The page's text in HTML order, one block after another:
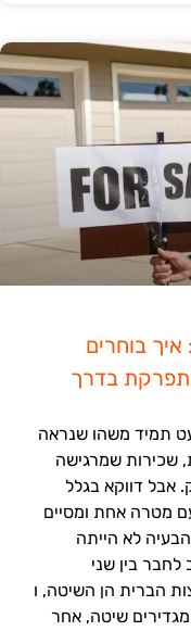
בוחרים
בדרך
תמיד משהו שנראה
שכירות שמרגישה
אבל דווקא בגלל
מטרה אחת ומסיים
לא הייתה
בין שני
הברית הן השיטה, ו
שיטה, אחר